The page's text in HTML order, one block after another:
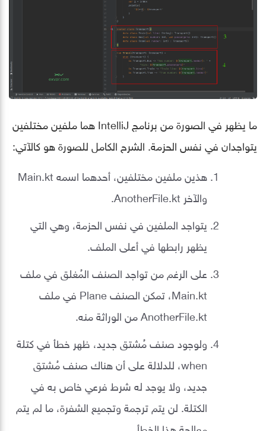
ما يظهر في الصورة من برنامج IntelliJ هما ملفين مختلفين
يتواجدان في نفس الحزمة. الشرح الكامل للصورة هو كالآتي:
هذين ملفين مختلفين، أحدهما اسمه Main.kt
والآخر AnotherFile.kt.
يتواجد الملفين في نفس الحزمة، وهي التي
يظهر رابطها في أعلى الملف.
على الرغم من تواجد الصنف المُغلق في ملف
Main.kt، تمكن الصنف Plane في ملف
AnotherFile.kt من الوراثة منه.
ولوجود صنف مُشتق جديد، ظهر خطأ في كتلة
when، للدلالة على أن هناك صنف مُشتق
جديد، ولا يوجد له شرط فرعي خاص به في
الكتلة. لن يتم ترجمة وتجميع الشفرة، ما لم يتم